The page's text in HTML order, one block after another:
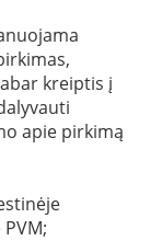
kreiptis į
apie pirkimą